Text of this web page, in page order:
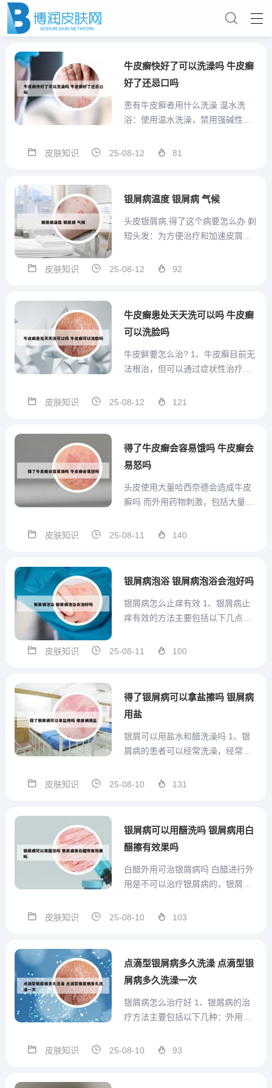
牛皮癣快好了可以洗澡吗 牛皮癣
好了还忌口吗
患有牛皮癣者用什么洗澡 温水洗
浴：使用温水洗澡，禁用强碱性肥
清淡：少饮酒，勿食易引起过敏反
皮损部位，以防发生糜烂和继发感
皮肤知识 25-08-12 81
银屑病温度 银屑病 气候
头皮银屑病,得了这个病要怎么办 剃
短头发：为方便治疗和加速皮屑去
疗法：晚上睡觉前用植物油涂抹头
快皮屑的去除。外用药物治疗：配
皮肤知识 25-08-12 92
牛皮癣患处天天洗可以吗 牛皮癣
可以洗脸吗
牛皮鲜要怎么治? 1、牛皮癣目前无
法根治，但可以通过症状性治疗和
药物：可以选择银屑灵颗粒、阿维A
方丙酸氯倍他索软膏、卡泊三醇乳
皮肤知识 25-08-12 121
得了牛皮癣会容易饿吗 牛皮癣会
易怒吗
头皮使用大量哈西奈德会造成牛皮
癣吗 而外用药物刺激，包括大量使
因素。因此，头部大量使用哈西奈
不当使用带来的其他潜在风险。治
皮肤知识 25-08-11 140
银屑病泡浴 银屑病泡浴会泡好吗
银屑病怎么止痒有效 1、银屑病止
痒有效的方法主要包括以下几点：
光疗加强消炎、止痒的治疗效果。
目的。口服药物治疗：抗组胺类药
皮肤知识 25-08-11 100
得了银屑病可以拿盐擦吗 银屑病
用盐
银屑可以用盐水和醋洗澡吗 1、银
屑病的患者可以经常洗澡，经常沐
药物的吸收。但是银屑病洗澡有很
的刺激，可能诱发银屑病的加重。
皮肤知识 25-08-10 131
银屑病可以用醋洗吗 银屑病用白
醋擦有效果吗
白醋外用可治银屑病吗 白醋进行外
用是不可以治疗银屑病的，银屑病
果应用白醋进行外涂，可能会对皮
大。皮肤破损一旦遭到进一步损
染...
皮肤知识 25-08-10 103
点滴型银屑病多久洗澡 点滴型银
屑病多久洗澡一次
银屑病怎么治疗好 1、银屑病的治
疗方法主要包括以下几种：外用药
等，用于保湿。角质促成剂：如煤
皮肤知识 25-08-10 93